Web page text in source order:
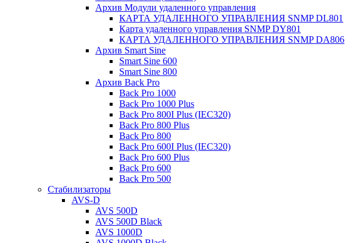
Архив Модули удаленного управления
КАРТА УДАЛЕННОГО УПРАВЛЕНИЯ SNMP DL801
Карта удаленного управления SNMP DY801
КАРТА УДАЛЕННОГО УПРАВЛЕНИЯ SNMP DА806
Архив Smart Sine
Smart Sine 600
Smart Sine 800
Архив Back Pro
Back Pro 1000
Back Pro 1000 Plus
Back Pro 800I Plus (IEC320)
Back Pro 800 Plus
Back Pro 800
Back Pro 600I Plus (IEC320)
Back Pro 600 Plus
Back Pro 600
Back Pro 500
Стабилизаторы
AVS-D
AVS 500D
AVS 500D Black
AVS 1000D